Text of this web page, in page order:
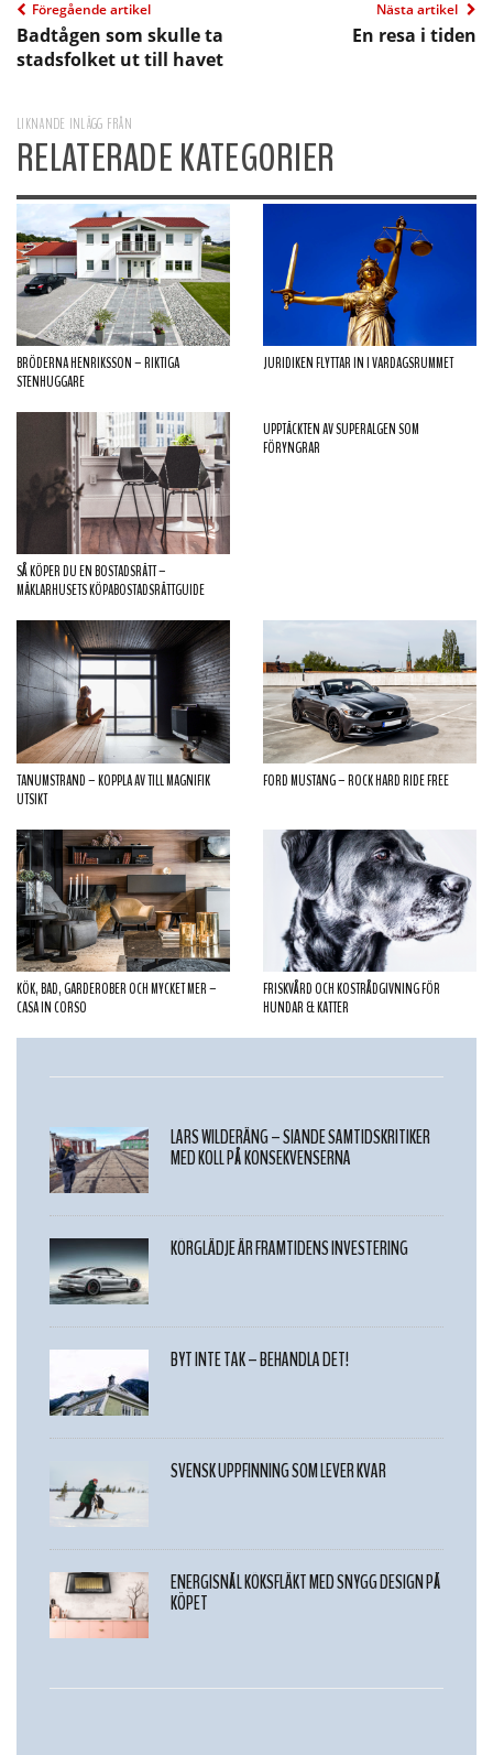
Föregående artikel
Badtågen som skulle ta
stadsfolket ut till havet
Nästa artikel
En resa i tiden
LIKNANDE INLÄGG FRÅN
RELATERADE KATEGORIER
BRÖDERNA HENRIKSSON – RIKTIGA
STENHUGGARE
JURIDIKEN FLYTTAR IN I VARDAGSRUMMET
SÅ KÖPER DU EN BOSTADSRÄTT –
MÄKLARHUSETS KÖPABOSTADSRÄTTGUIDE
UPPTÄCKTEN AV SUPERALGEN SOM
FÖRYNGRAR
TANUMSTRAND – KOPPLA AV TILL MAGNIFIK
UTSIKT
FORD MUSTANG – ROCK HARD RIDE FREE
KÖK, BAD, GARDEROBER OCH MYCKET MER –
CASA IN CORSO
FRISKVÅRD OCH KOSTRÅDGIVNING FÖR
HUNDAR & KATTER
LARS WILDERÄNG – SIANDE SAMTIDSKRITIKER
MED KOLL PÅ KONSEKVENSERNA
KÖRGLÄDJE ÄR FRAMTIDENS INVESTERING
BYT INTE TAK – BEHANDLA DET!
SVENSK UPPFINNING SOM LEVER KVAR
ENERGISNÅL KÖKSFLÄKT MED SNYGG DESIGN PÅ
KÖPET